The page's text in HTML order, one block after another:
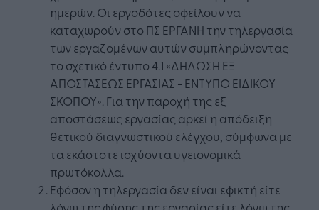
ημερών. Οι εργοδότες οφείλουν να
καταχωρούν στο ΠΣ ΕΡΓΑΝΗ την τηλεργασία
των εργαζομένων αυτών συμπληρώνοντας
το σχετικό έντυπο 4.1 «ΔΗΛΩΣΗ ΕΞ
ΑΠΟΣΤΑΣΕΩΣ ΕΡΓΑΣΙΑΣ - ΕΝΤΥΠΟ ΕΙΔΙΚΟΥ
ΣΚΟΠΟΥ». Για την παροχή της εξ
αποστάσεως εργασίας αρκεί η απόδειξη
θετικού διαγνωστικού ελέγχου, σύμφωνα με
τα εκάστοτε ισχύοντα υγειονομικά
πρωτόκολλα.
Εφόσον η τηλεργασία δεν είναι εφικτή είτε